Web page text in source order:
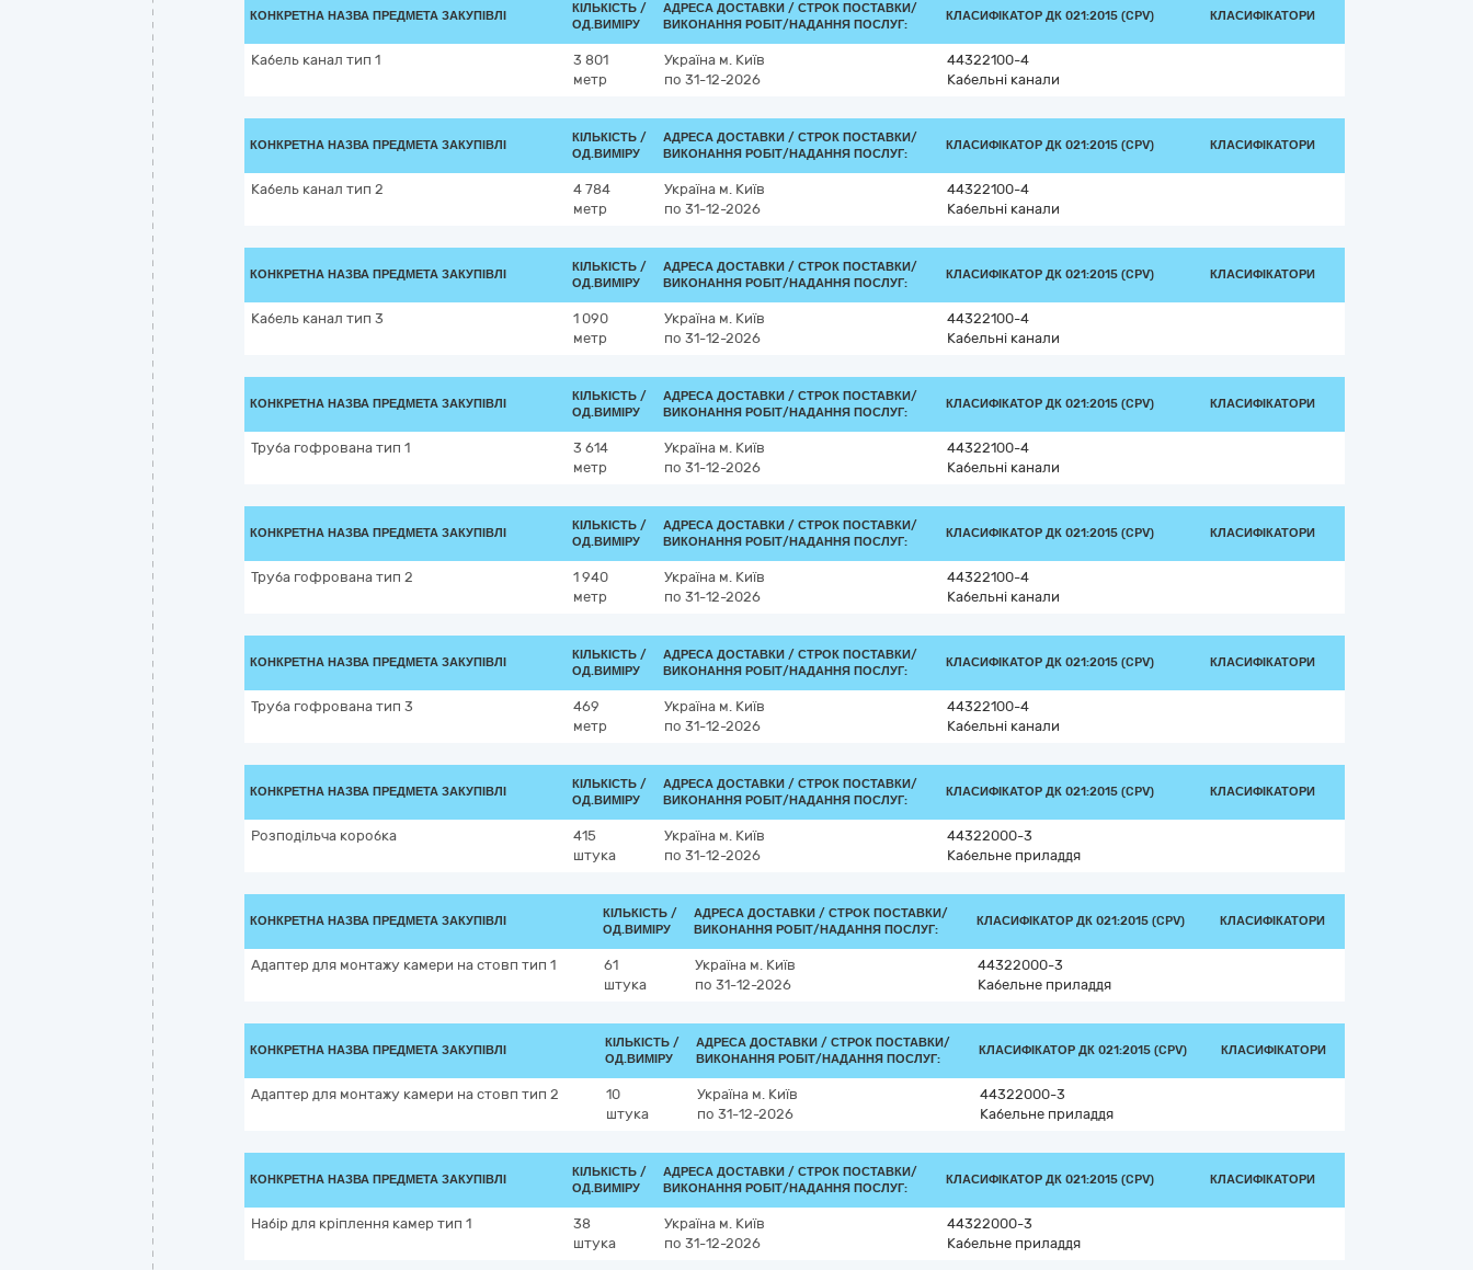
КОНКРЕТНА НАЗВА ПРЕДМЕТА ЗАКУПІВЛІ
КІЛЬКІСТЬ /
ОД.ВИМІРУ
АДРЕСА ДОСТАВКИ / СТРОК ПОСТАВКИ/
ВИКОНАННЯ РОБІТ/НАДАННЯ ПОСЛУГ:
КЛАСИФІКАТОР ДК 021:2015 (CPV) КЛАСИФІКАТОРИ
Кабель канал тип 1
3 801
метр
Україна м. Київ
по 31-12-2026
44322100-4
Кабельні канали
КОНКРЕТНА НАЗВА ПРЕДМЕТА ЗАКУПІВЛІ
КІЛЬКІСТЬ /
ОД.ВИМІРУ
АДРЕСА ДОСТАВКИ / СТРОК ПОСТАВКИ/
ВИКОНАННЯ РОБІТ/НАДАННЯ ПОСЛУГ:
КЛАСИФІКАТОР ДК 021:2015 (CPV) КЛАСИФІКАТОРИ
Кабель канал тип 2
4 784
метр
Україна м. Київ
по 31-12-2026
44322100-4
Кабельні канали
КОНКРЕТНА НАЗВА ПРЕДМЕТА ЗАКУПІВЛІ
КІЛЬКІСТЬ /
ОД.ВИМІРУ
АДРЕСА ДОСТАВКИ / СТРОК ПОСТАВКИ/
ВИКОНАННЯ РОБІТ/НАДАННЯ ПОСЛУГ:
КЛАСИФІКАТОР ДК 021:2015 (CPV) КЛАСИФІКАТОРИ
Кабель канал тип 3
1 090
метр
Україна м. Київ
по 31-12-2026
44322100-4
Кабельні канали
КОНКРЕТНА НАЗВА ПРЕДМЕТА ЗАКУПІВЛІ
КІЛЬКІСТЬ /
ОД.ВИМІРУ
АДРЕСА ДОСТАВКИ / СТРОК ПОСТАВКИ/
ВИКОНАННЯ РОБІТ/НАДАННЯ ПОСЛУГ:
КЛАСИФІКАТОР ДК 021:2015 (CPV) КЛАСИФІКАТОРИ
Труба гофрована тип 1
3 614
метр
Україна м. Київ
по 31-12-2026
44322100-4
Кабельні канали
КОНКРЕТНА НАЗВА ПРЕДМЕТА ЗАКУПІВЛІ
КІЛЬКІСТЬ /
ОД.ВИМІРУ
АДРЕСА ДОСТАВКИ / СТРОК ПОСТАВКИ/
ВИКОНАННЯ РОБІТ/НАДАННЯ ПОСЛУГ:
КЛАСИФІКАТОР ДК 021:2015 (CPV) КЛАСИФІКАТОРИ
Труба гофрована тип 2
1 940
метр
Україна м. Київ
по 31-12-2026
44322100-4
Кабельні канали
КОНКРЕТНА НАЗВА ПРЕДМЕТА ЗАКУПІВЛІ
КІЛЬКІСТЬ /
ОД.ВИМІРУ
АДРЕСА ДОСТАВКИ / СТРОК ПОСТАВКИ/
ВИКОНАННЯ РОБІТ/НАДАННЯ ПОСЛУГ:
КЛАСИФІКАТОР ДК 021:2015 (CPV) КЛАСИФІКАТОРИ
Труба гофрована тип 3
469
метр
Україна м. Київ
по 31-12-2026
44322100-4
Кабельні канали
КОНКРЕТНА НАЗВА ПРЕДМЕТА ЗАКУПІВЛІ
КІЛЬКІСТЬ /
ОД.ВИМІРУ
АДРЕСА ДОСТАВКИ / СТРОК ПОСТАВКИ/
ВИКОНАННЯ РОБІТ/НАДАННЯ ПОСЛУГ:
КЛАСИФІКАТОР ДК 021:2015 (CPV) КЛАСИФІКАТОРИ
Розподільча коробка
415
штука
Україна м. Київ
по 31-12-2026
44322000-3
Кабельне приладдя
КОНКРЕТНА НАЗВА ПРЕДМЕТА ЗАКУПІВЛІ
КІЛЬКІСТЬ /
ОД.ВИМІРУ
АДРЕСА ДОСТАВКИ / СТРОК ПОСТАВКИ/
ВИКОНАННЯ РОБІТ/НАДАННЯ ПОСЛУГ:
КЛАСИФІКАТОР ДК 021:2015 (CPV) КЛАСИФІКАТОРИ
Адаптер для монтажу камери на стовп тип 1
61
штука
Україна м. Київ
по 31-12-2026
44322000-3
Кабельне приладдя
КОНКРЕТНА НАЗВА ПРЕДМЕТА ЗАКУПІВЛІ
КІЛЬКІСТЬ /
ОД.ВИМІРУ
АДРЕСА ДОСТАВКИ / СТРОК ПОСТАВКИ/
ВИКОНАННЯ РОБІТ/НАДАННЯ ПОСЛУГ:
КЛАСИФІКАТОР ДК 021:2015 (CPV) КЛАСИФІКАТОРИ
Адаптер для монтажу камери на стовп тип 2
10
штука
Україна м. Київ
по 31-12-2026
44322000-3
Кабельне приладдя
КОНКРЕТНА НАЗВА ПРЕДМЕТА ЗАКУПІВЛІ
КІЛЬКІСТЬ /
ОД.ВИМІРУ
АДРЕСА ДОСТАВКИ / СТРОК ПОСТАВКИ/
ВИКОНАННЯ РОБІТ/НАДАННЯ ПОСЛУГ:
КЛАСИФІКАТОР ДК 021:2015 (CPV) КЛАСИФІКАТОРИ
Набір для кріплення камер тип 1
38
штука
Україна м. Київ
по 31-12-2026
44322000-3
Кабельне приладдя